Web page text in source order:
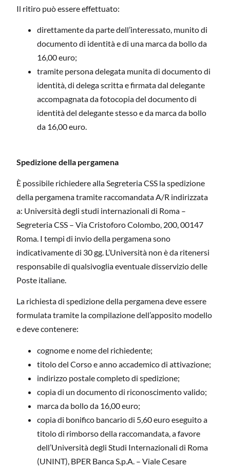
Il ritiro può essere effettuato:
direttamente da parte dell’interessato, munito di
documento di identità e di una marca da bollo da
16,00 euro;
tramite persona delegata munita di documento di
identità, di delega scritta e firmata dal delegante
accompagnata da fotocopia del documento di
identità del delegante stesso e da marca da bollo
da 16,00 euro.
Spedizione della pergamena
È possibile richiedere alla Segreteria CSS la spedizione
della pergamena tramite raccomandata A/R indirizzata
a: Università degli studi internazionali di Roma –
Segreteria CSS – Via Cristoforo Colombo, 200, 00147
Roma. I tempi di invio della pergamena sono
indicativamente di 30 gg. L’Università non è da ritenersi
responsabile di qualsivoglia eventuale disservizio delle
Poste italiane.
La richiesta di spedizione della pergamena deve essere
formulata tramite la compilazione dell’apposito modello
e deve contenere:
cognome e nome del richiedente;
titolo del Corso e anno accademico di attivazione;
indirizzo postale completo di spedizione;
copia di un documento di riconoscimento valido;
marca da bollo da 16,00 euro;
copia di bonifico bancario di 5,60 euro eseguito a
titolo di rimborso della raccomandata, a favore
dell’Università degli Studi Internazionali di Roma
(UNINT), BPER Banca S.p.A. – Viale Cesare